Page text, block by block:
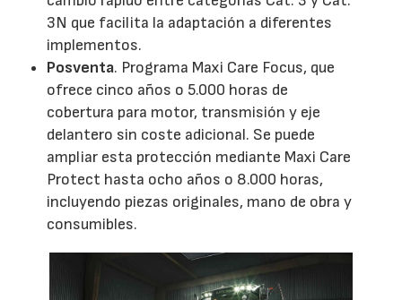
3N que facilita la adaptación a diferentes
implementos.
Posventa. Programa Maxi Care Focus, que
ofrece cinco años o 5.000 horas de
cobertura para motor, transmisión y eje
delantero sin coste adicional. Se puede
ampliar esta protección mediante Maxi Care
Protect hasta ocho años o 8.000 horas,
incluyendo piezas originales, mano de obra y
consumibles.